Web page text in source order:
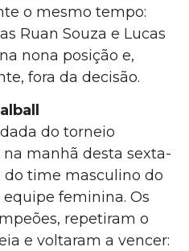
o mesmo tempo:
Ruan Souza e Lucas
nona posição e,
fora da decisão.
do torneio
manhã desta sexta-
do time masculino do
feminina. Os
repetiram o
e voltaram a vencer: